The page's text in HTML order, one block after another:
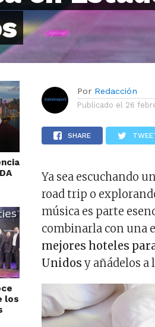
los
Por Redacción
Publicado el 26
SHARE
Ya sea escuchando
road trip o
música es parte
combinarla con una
mejores hoteles
Unidos y añádelos a